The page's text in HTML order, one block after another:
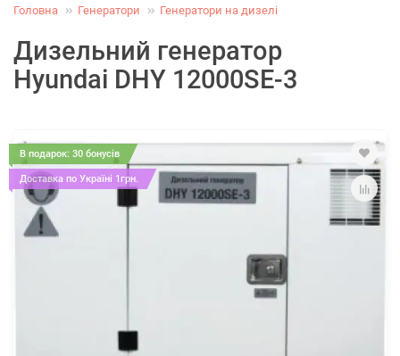
Головна Генератори Генератори на дизелі
Дизельний генератор
Hyundai DHY 12000SE-3
В подарок: 30 бонусів
Доставка по Україні 1грн.